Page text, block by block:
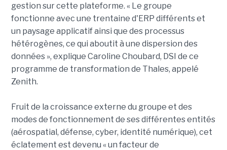
gestion sur cette plateforme. « Le groupe
fonctionne avec une trentaine d'ERP différents et
un paysage applicatif ainsi que des processus
hétérogènes, ce qui aboutit à une dispersion des
données », explique Caroline Choubard, DSI de ce
programme de transformation de Thales, appelé
Zenith.
Fruit de la croissance externe du groupe et des
modes de fonctionnement de ses différentes entités
(aérospatial, défense, cyber, identité numérique), cet
éclatement est devenu « un facteur de